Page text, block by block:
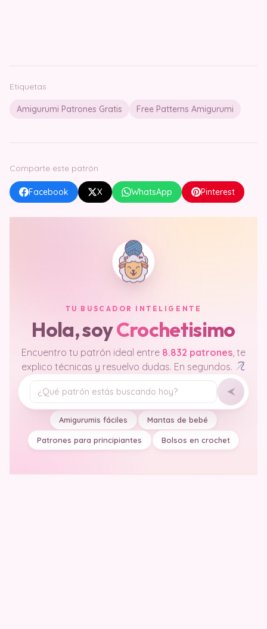
Etiquetas
Amigurumi Patrones Gratis Free Patterns Amigurumi
Comparte este patrón
Facebook X WhatsApp Pinterest
TU BUSCADOR INTELIGENTE
Hola, soyCrochetisimo
Encuentro tu patrón ideal entre 8.832 patrones , te
explico técnicas y resuelvo dudas. En segundos.
Tu pregunta
Amigurumis fáciles Mantas de bebé
Patrones para principiantes Bolsos en crochet